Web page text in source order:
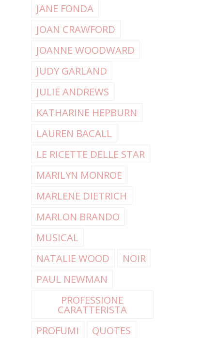
JANE FONDA
JOAN CRAWFORD
JOANNE WOODWARD
JUDY GARLAND
JULIE ANDREWS
KATHARINE HEPBURN
LAUREN BACALL
LE RICETTE DELLE STAR
MARILYN MONROE
MARLENE DIETRICH
MARLON BRANDO
MUSICAL
NATALIE WOOD
NOIR
PAUL NEWMAN
PROFESSIONE
CARATTERISTA
PROFUMI
QUOTES